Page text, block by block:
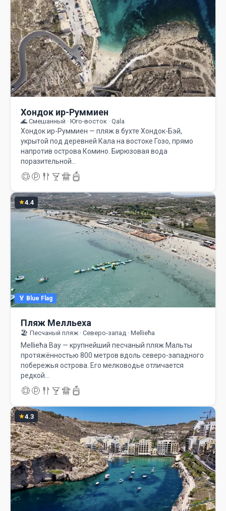
Хондок ир-Руммиен
🌊 Смешанный · Юго-восток · Qala
Хондок ир-Руммиен — пляж в бухте Хондок-Бэй,
укрытой под деревней Кала на востоке Гозо, прямо
напротив острова Комино. Бирюзовая вода
поразительной…
4.4
🏅 Blue Flag
Пляж Мелльеха
🏖️ Песчаный пляж · Северо-запад · Mellieħa
Mellieħa Bay — крупнейший песчаный пляж Мальты
протяжённостью 800 метров вдоль северо-западного
побережья острова. Его мелководье отличается
редкой…
4.3